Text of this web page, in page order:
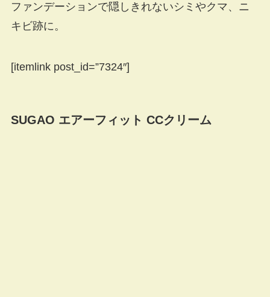
ファンデーションで隠しきれないシミやクマ、ニ
キビ跡に。
[itemlink post_id=”7324″]
SUGAO エアーフィット CCクリーム